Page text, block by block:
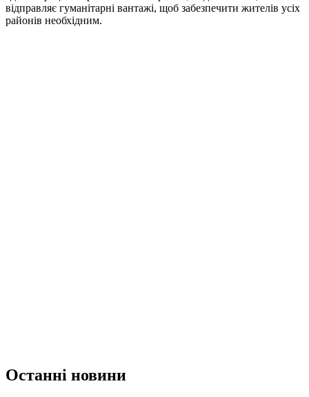
відправляє гуманітарні вантажі, щоб забезпечити жителів усіх
районів необхідним.
Останні новини